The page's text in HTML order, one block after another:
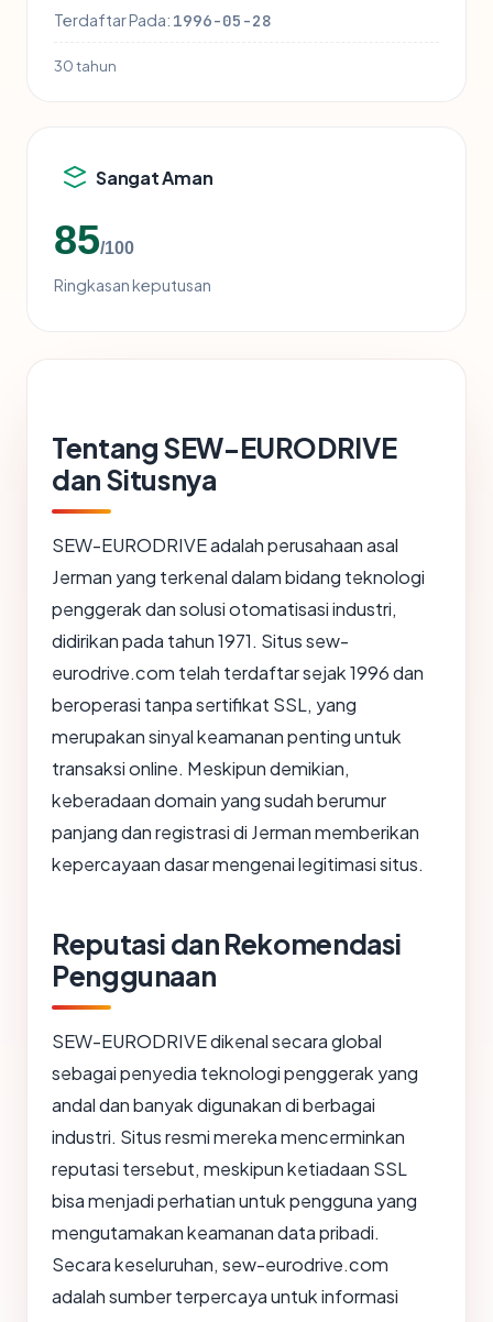
Terdaftar Pada: 1996-05-28
30 tahun
Sangat Aman
85/100
Ringkasan keputusan
Tentang SEW-EURODRIVE
dan Situsnya
SEW-EURODRIVE adalah perusahaan asal
Jerman yang terkenal dalam bidang teknologi
penggerak dan solusi otomatisasi industri,
didirikan pada tahun 1971. Situs sew-
eurodrive.com telah terdaftar sejak 1996 dan
beroperasi tanpa sertifikat SSL, yang
merupakan sinyal keamanan penting untuk
transaksi online. Meskipun demikian,
keberadaan domain yang sudah berumur
panjang dan registrasi di Jerman memberikan
kepercayaan dasar mengenai legitimasi situs.
Reputasi dan Rekomendasi
Penggunaan
SEW-EURODRIVE dikenal secara global
sebagai penyedia teknologi penggerak yang
andal dan banyak digunakan di berbagai
industri. Situs resmi mereka mencerminkan
reputasi tersebut, meskipun ketiadaan SSL
bisa menjadi perhatian untuk pengguna yang
mengutamakan keamanan data pribadi.
Secara keseluruhan, sew-eurodrive.com
adalah sumber terpercaya untuk informasi